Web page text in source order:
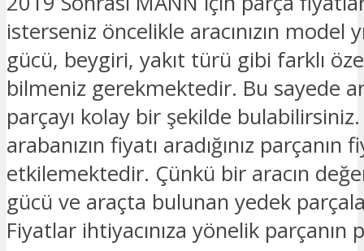
isterseniz öncelikle aracınızın model
gücü, beygiri, yakıt türü gibi farklı
bilmeniz gerekmektedir. Bu sayede
parçayı kolay bir şekilde bulabilirsiniz.
arabanızın fiyatı aradığınız parçanın
etkilemektedir. Çünkü bir aracın
gücü ve araçta bulunan yedek
Fiyatlar ihtiyacınıza yönelik parçanın